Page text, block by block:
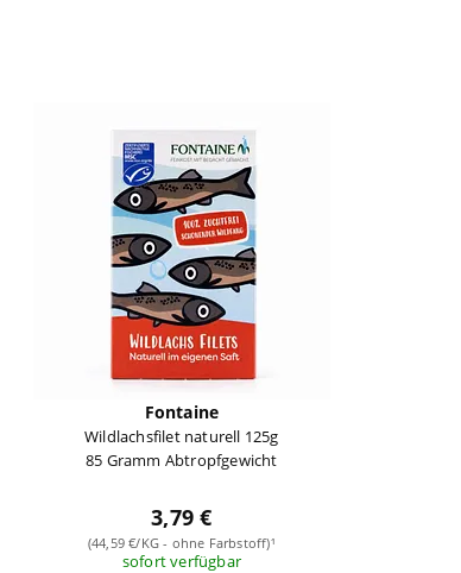
Fontaine
Wildlachsfilet naturell 125g
85 Gramm Abtropfgewicht
3,79 €
(44,59 €/KG - ohne Farbstoff)¹
sofort verfügbar